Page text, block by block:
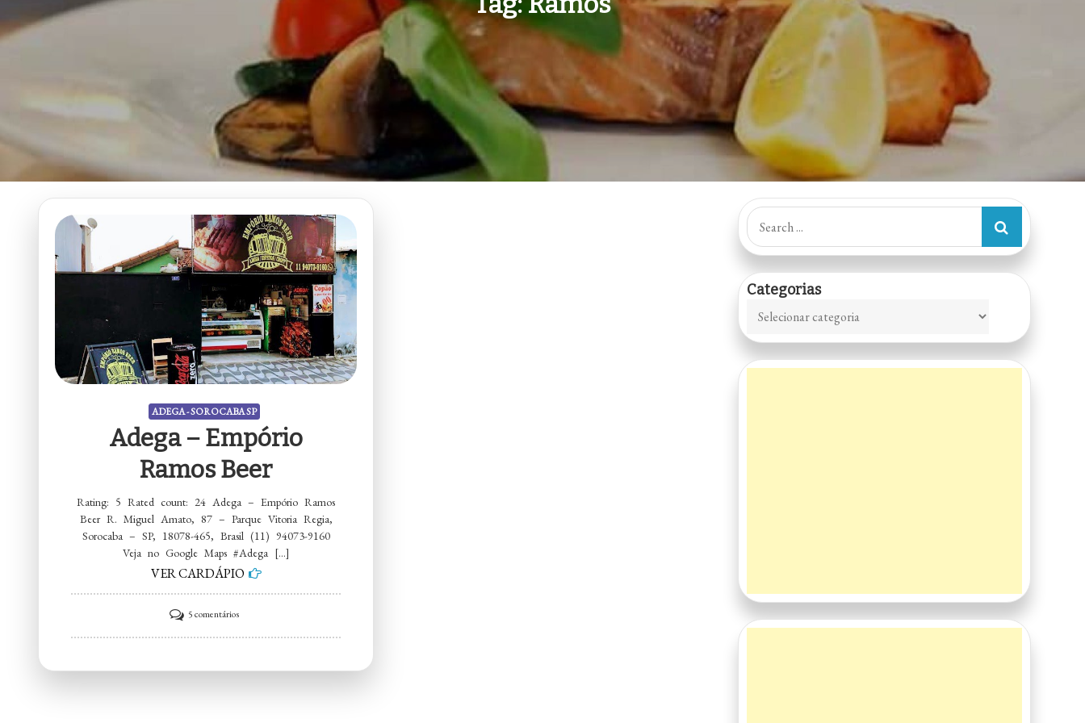
ADEGA - SOROCABA SP
Adega – Empório
Ramos Beer
Rating: 5 Rated count: 24 Adega – Empório Ramos
Beer R. Miguel Amato, 87 – Parque Vitoria Regia,
Sorocaba – SP, 18078-465, Brasil (11) 94073-9160
Veja no Google Maps #Adega […]
VER CARDÁPIO
5 comentáriosem
Adega
Search
for:
Categorias
Categorias